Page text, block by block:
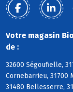
Votre magasin
de :
32600 Ségoufielle,
Cornebarrieu, 31700
31480 Bellesserre,